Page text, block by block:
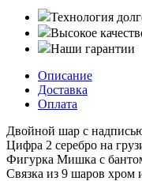
Технология
Высокое
Наши гарантии
Описание
Доставка
Оплата
Двойной шар с
Цифра 2 серебро на
Фигурка Мишка с
Связка из 9 шаров хром